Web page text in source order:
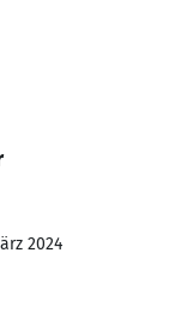
2024